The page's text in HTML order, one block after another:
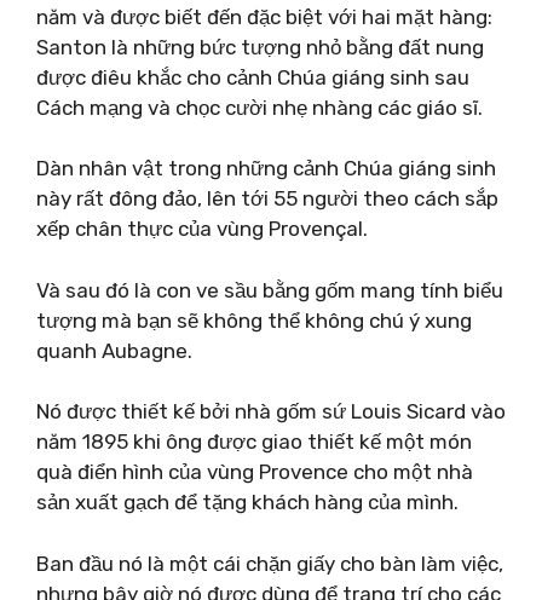
năm và được biết đến đặc biệt với hai mặt hàng:
Santon là những bức tượng nhỏ bằng đất nung
được điêu khắc cho cảnh Chúa giáng sinh sau
Cách mạng và chọc cười nhẹ nhàng các giáo sĩ.
Dàn nhân vật trong những cảnh Chúa giáng sinh
này rất đông đảo, lên tới 55 người theo cách sắp
xếp chân thực của vùng Provençal.
Và sau đó là con ve sầu bằng gốm mang tính biểu
tượng mà bạn sẽ không thể không chú ý xung
quanh Aubagne.
Nó được thiết kế bởi nhà gốm sứ Louis Sicard vào
năm 1895 khi ông được giao thiết kế một món
quà điển hình của vùng Provence cho một nhà
sản xuất gạch để tặng khách hàng của mình.
Ban đầu nó là một cái chặn giấy cho bàn làm việc,
nhưng bây giờ nó được dùng để trang trí cho các